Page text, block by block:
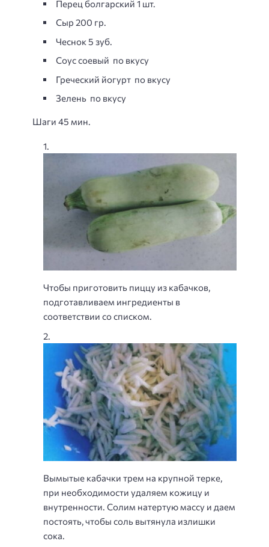
Перец болгарский 1 шт.
Сыр 200 гр.
Чеснок 5 зуб.
Соус соевый по вкусу
Греческий йогурт по вкусу
Зелень по вкусу
Шаги 45 мин.
Чтобы приготовить пиццу из кабачков,
подготавливаем ингредиенты в
соответствии со списком.
Вымытые кабачки трем на крупной терке,
при необходимости удаляем кожицу и
внутренности. Солим натертую массу и даем
постоять, чтобы соль вытянула излишки
сока.